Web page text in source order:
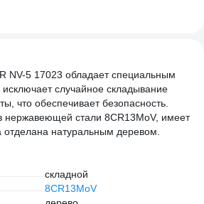
NV-5 17023 обладает специальным
случайное складывание
что обеспечивает безопасность.
нержавеющей стали 8CR13MoV, имеет
натуральным деревом.
складной
8CR13MoV